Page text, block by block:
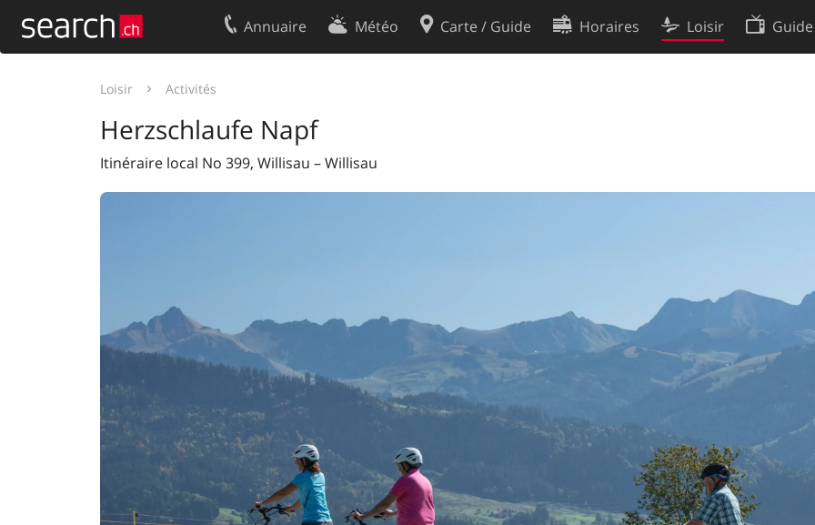
Annuaire Météo Carte / Guide Horaires Loisir
Loisir Activités
Herzschlaufe Napf
Itinéraire local No 399, Willisau – Willisau
Votre inscription
Mentions Légales